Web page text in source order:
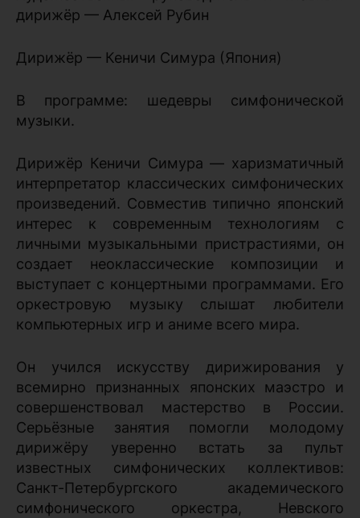
дирижёр — Алексей Рубин
Дирижёр — Кеничи Симура (Япония)
В программе: шедевры симфонической
музыки.
Дирижёр Кеничи Симура — харизматичный
интерпретатор классических симфонических
произведений. Совместив типично японский
интерес к современным технологиям с
личными музыкальными пристрастиями, он
создает неоклассические композиции и
выступает с концертными программами. Его
оркестровую музыку слышат любители
компьютерных игр и аниме всего мира.
Он учился искусству дирижирования у
всемирно признанных японских маэстро и
совершенствовал мастерство в России.
Серьёзные занятия помогли молодому
дирижёру уверенно встать за пульт
известных симфонических коллективов:
Санкт-Петербургского академического
симфонического оркестра, Невского